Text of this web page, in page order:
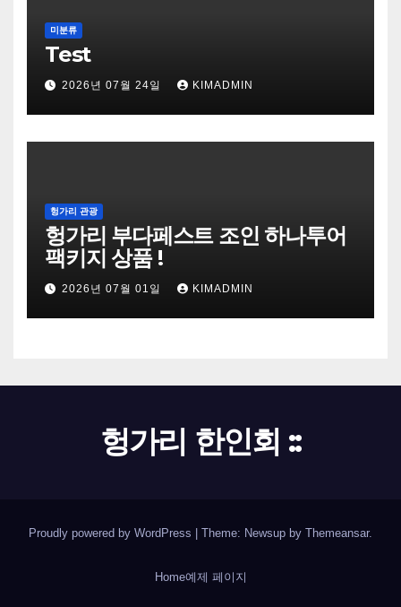
미분류
Test
2026년 07월 24일 KIMADMIN
헝가리 관광
헝가리 부다페스트 조인 하나투어
팩키지 상품 !
2026년 07월 01일 KIMADMIN
헝가리 한인회 ::
Proudly powered by WordPress Theme: Newsup by Themeansar.
Home예제 페이지